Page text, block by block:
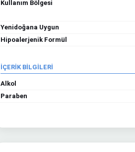
Kullanım Bölgesi
Yenidoğana Uygun
Hipoalerjenik Formül
İÇERİK BİLGİLERİ
Alkol
Paraben